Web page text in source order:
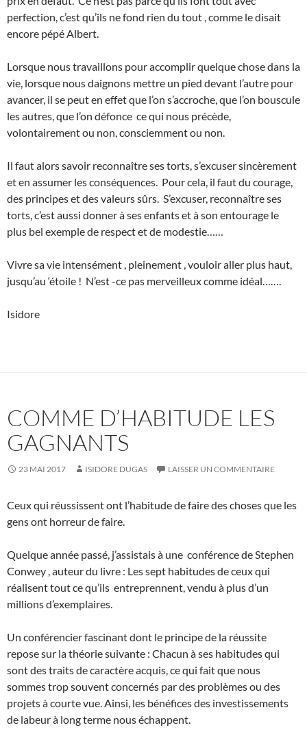
perfection, c’est qu’ils ne fond rien du tout , comme le disait
encore pépé Albert.
Lorsque nous travaillons pour accomplir quelque chose dans la
vie, lorsque nous daignons mettre un pied devant l’autre pour
avancer, il se peut en effet que l’on s’accroche, que l’on bouscule
les autres, que l’on défonce ce qui nous précède,
volontairement ou non, consciemment ou non.
Il faut alors savoir reconnaître ses torts, s’excuser sincèrement
et en assumer les conséquences. Pour cela, il faut du courage,
des principes et des valeurs sûrs. S’excuser, reconnaître ses
torts, c’est aussi donner à ses enfants et à son entourage le
plus bel exemple de respect et de modestie……
Vivre sa vie intensément , pleinement , vouloir aller plus haut,
jusqu’au ‘étoile ! N’est -ce pas merveilleux comme idéal…….
Isidore
COMME D’HABITUDE LES
GAGNANTS
23 MAI 2017 ISIDORE DUGAS LAISSER UN COMMENTAIRE
Ceux qui réussissent ont l’habitude de faire des choses que les
gens ont horreur de faire.
Quelque année passé, j’assistais à une conférence de Stephen
Conwey , auteur du livre : Les sept habitudes de ceux qui
réalisent tout ce qu’ils entreprennent, vendu à plus d’un
millions d’exemplaires.
Un conférencier fascinant dont le principe de la réussite
repose sur la théorie suivante : Chacun à ses habitudes qui
sont des traits de caractère acquis, ce qui fait que nous
sommes trop souvent concernés par des problèmes ou des
projets à courte vue. Ainsi, les bénéfices des investissements
de labeur à long terme nous échappent.